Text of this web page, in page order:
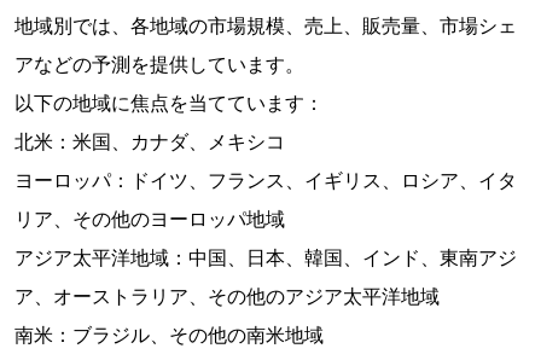
地域別では、各地域の市場規模、売上、販売量、市場シェ
アなどの予測を提供しています。
以下の地域に焦点を当てています：
北米：米国、カナダ、メキシコ
ヨーロッパ：ドイツ、フランス、イギリス、ロシア、イタ
リア、その他のヨーロッパ地域
アジア太平洋地域：中国、日本、韓国、インド、東南アジ
ア、オーストラリア、その他のアジア太平洋地域
南米：ブラジル、その他の南米地域